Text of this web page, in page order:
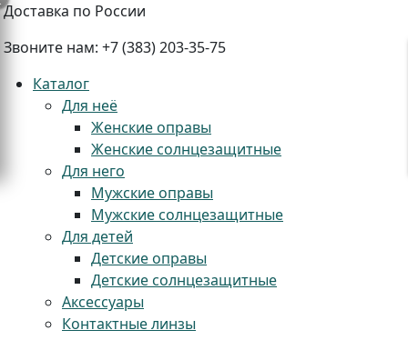
Доставка по России
Звоните нам: +7 (383) 203-35-75
Каталог
Для неё
Женские оправы
Женские солнцезащитные
Для него
Мужские оправы
Мужские солнцезащитные
Для детей
Детские оправы
Детские солнцезащитные
Аксессуары
Контактные линзы